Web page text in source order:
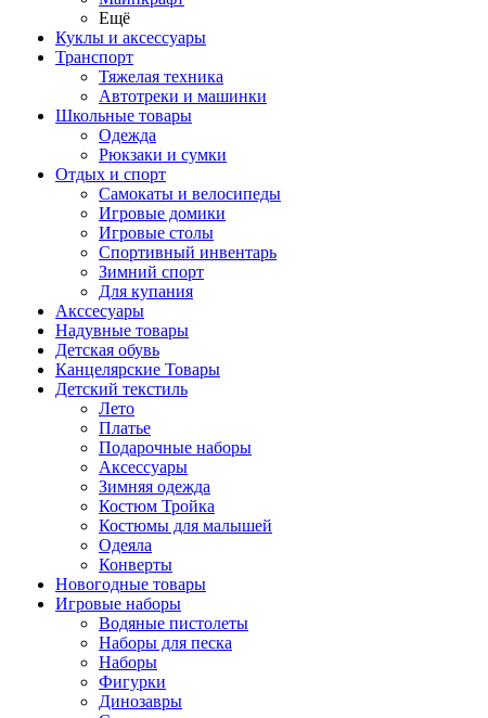
Ещё
Куклы и аксессуары
Транспорт
Тяжелая техника
Автотреки и машинки
Школьные товары
Одежда
Рюкзаки и сумки
Отдых и спорт
Самокаты и велосипеды
Игровые домики
Игровые столы
Спортивный инвентарь
Зимний спорт
Для купания
Акссесуары
Надувные товары
Детская обувь
Канцелярские Товары
Детский текстиль
Лето
Платье
Подарочные наборы
Аксессуары
Зимняя одежда
Костюм Тройка
Костюмы для малышей
Одеяла
Конверты
Новогодные товары
Игровые наборы
Водяные пистолеты
Наборы для песка
Наборы
Фигурки
Динозавры